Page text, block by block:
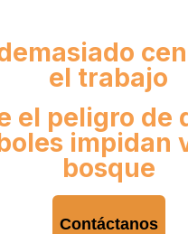
el trabajo
el peligro de
impidan
bosque
Contáctanos